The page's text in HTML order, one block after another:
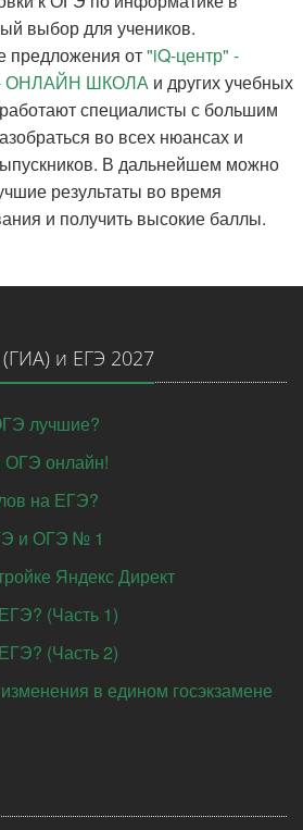
выбор для учеников.
предложения от"iQ-центр" -
ОНЛАЙН ШКОЛА и других учебных
специалисты с большим
во всех нюансах и
В дальнейшем можно
результаты во время
и получить высокие баллы.
и ЕГЭ 2027
лучшие?
онлайн!
на ЕГЭ?
и ОГЭ № 1
Яндекс Директ
(Часть 1)
(Часть 2)
в едином госэкзамене